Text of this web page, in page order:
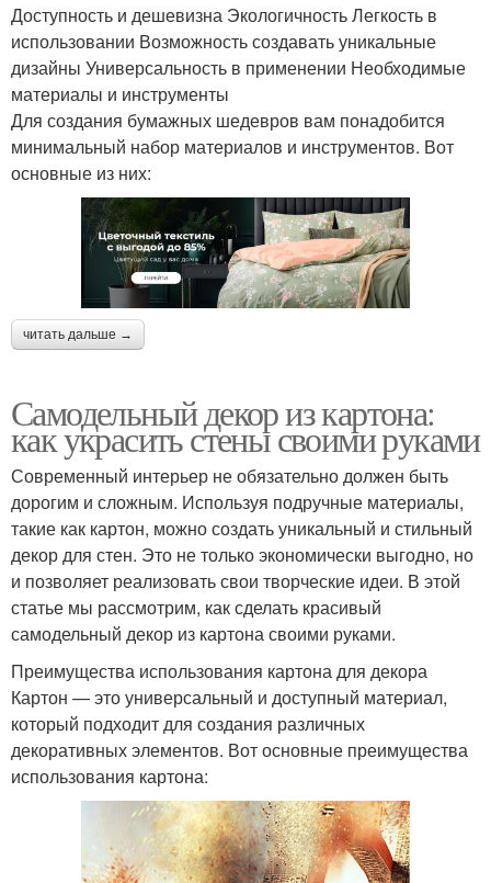
Доступность и дешевизна Экологичность Легкость в
использовании Возможность создавать уникальные
дизайны Универсальность в применении Необходимые
материалы и инструменты
Для создания бумажных шедевров вам понадобится
минимальный набор материалов и инструментов. Вот
основные из них:
читать дальше →
Самодельный декор из картона:
как украсить стены своими руками
Современный интерьер не обязательно должен быть
дорогим и сложным. Используя подручные материалы,
такие как картон, можно создать уникальный и стильный
декор для стен. Это не только экономически выгодно, но
и позволяет реализовать свои творческие идеи. В этой
статье мы рассмотрим, как сделать красивый
самодельный декор из картона своими руками.
Преимущества использования картона для декора
Картон — это универсальный и доступный материал,
который подходит для создания различных
декоративных элементов. Вот основные преимущества
использования картона: